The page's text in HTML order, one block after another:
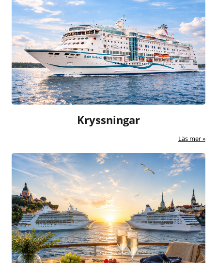
Kryssningar
Läs mer